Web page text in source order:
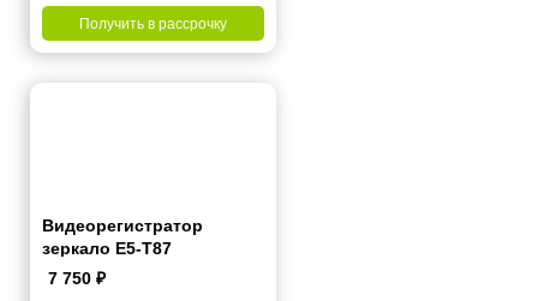
Получить в рассрочку
Видеорегистратор
зеркало E5-T87
7 750 ₽